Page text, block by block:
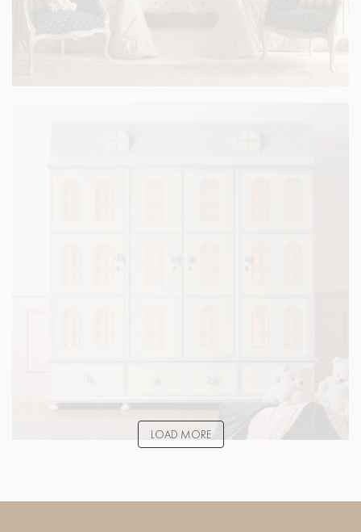
LOAD MORE